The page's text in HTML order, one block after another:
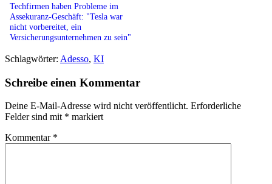
Techfirmen haben Probleme im
Assekuranz-Geschäft: "Tesla war
nicht vorbereitet, ein
Versicherungsunternehmen zu sein"
Schlagwörter: Adesso, KI
Schreibe einen Kommentar
Deine E-Mail-Adresse wird nicht veröffentlicht. Erforderliche
Felder sind mit * markiert
Kommentar *